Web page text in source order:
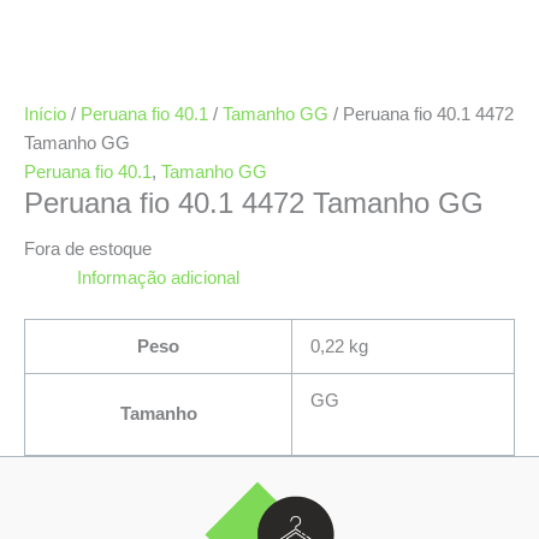
Início / Peruana fio 40.1 / Tamanho GG / Peruana fio 40.1 4472
Tamanho GG
Peruana fio 40.1 , Tamanho GG
Peruana fio 40.1 4472 Tamanho GG
Fora de estoque
Informação adicional
Peso 0,22 kg
Tamanho
GG